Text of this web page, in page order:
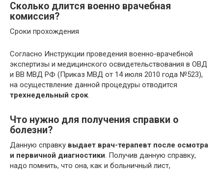
Сколько длится военно врачебная
комиссия?
Сроки прохождения
Согласно Инструкции проведения военно-врачебной
экспертизы и медицинского освидетельствования в ОВД
и ВВ МВД РФ (Приказ МВД от 14 июля 2010 года №523),
на осуществление данной процедуры отводится
трехнедельный срок.
Что нужно для получения справки о
болезни?
Данную справку выдает врач-терапевт после осмотра
и первичной диагностики. Получив данную справку,
надо помнить, что она, как и больничный лист,